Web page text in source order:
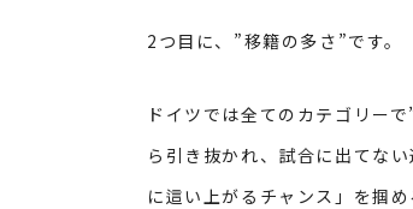
2 つ目に、”移籍の多さ”です。
ドイツでは全てのカテゴリーで
ら引き抜かれ、試合に出てな
に這い上がるチャンス」を掴